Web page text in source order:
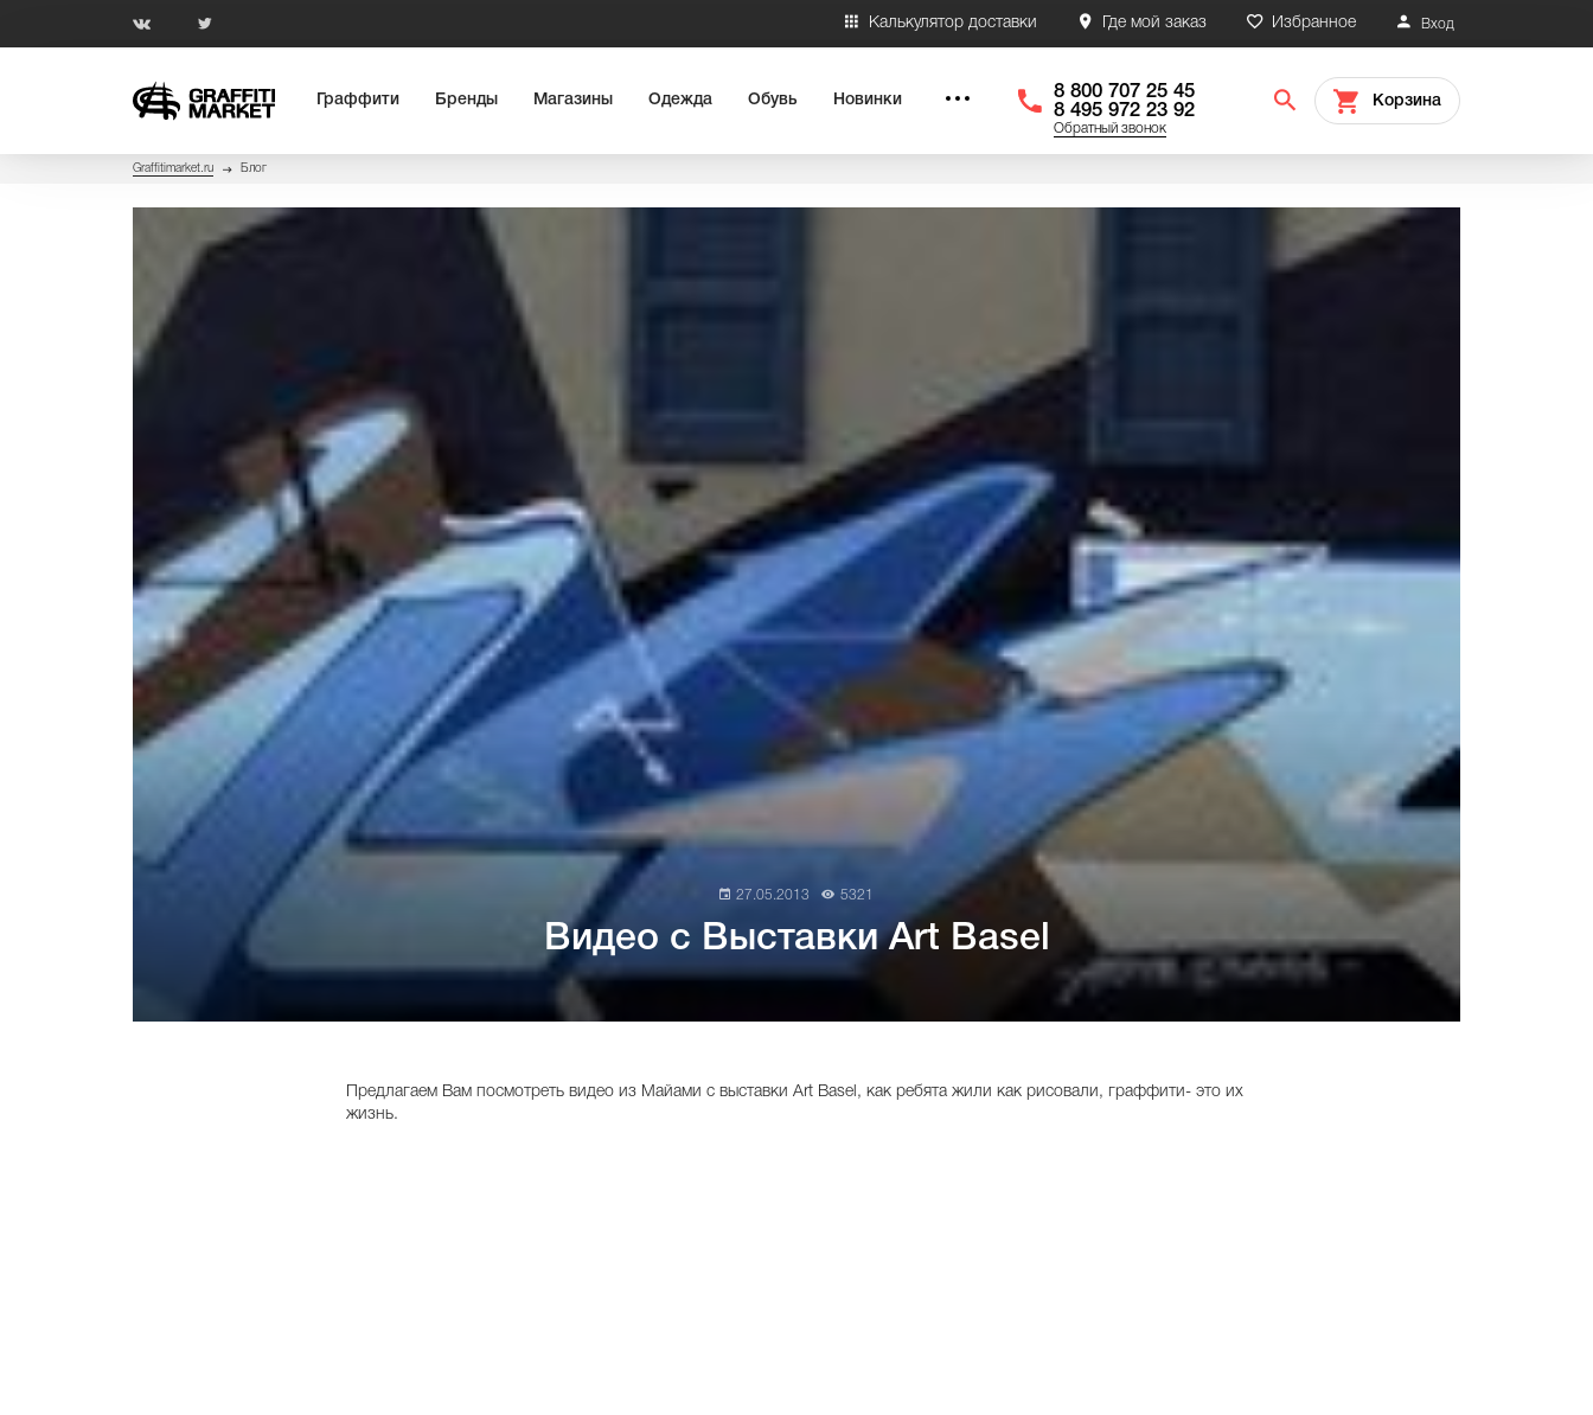
Вход
Избранное
Где мой заказ
Калькулятор доставки
Граффити Бренды Магазины Одежда Обувь Новинки
8 800 707 25 45
8 495 972 23 92
Обратный звонок
Корзина
Graffitimarket.ru Блог
27.05.2013 5321
Видео с Выставки Art Basel
Предлагаем Вам посмотреть видео из Майами с выставки Art Basel, как ребята жили как рисовали, граффити- это их
жизнь.